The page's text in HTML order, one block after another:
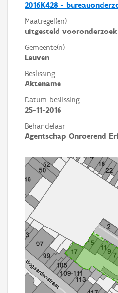
2016K428 -
Maatregel(en)
uitgesteld vooronderzoek
Gemeente(n)
Leuven
Beslissing
Aktename
Datum beslissing
25-11-2016
Behandelaar
Agentschap Onroerend